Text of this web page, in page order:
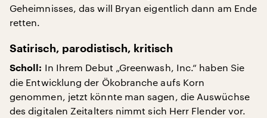
Geheimnisses, das will Bryan eigentlich dann am Ende
retten.
Satirisch, parodistisch, kritisch
Scholl: In Ihrem Debut „Greenwash, Inc.“ haben Sie
die Entwicklung der Ökobranche aufs Korn
genommen, jetzt könnte man sagen, die Auswüchse
des digitalen Zeitalters nimmt sich Herr Flender vor.